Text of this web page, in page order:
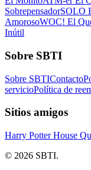
SobrepensadorSOLO
AmorosoWOC! El
Inútil
Sobre SBTI
Sobre SBTIContacto
servicioPolítica de
Sitios amigos
Harry Potter House
© 2026 SBTI.